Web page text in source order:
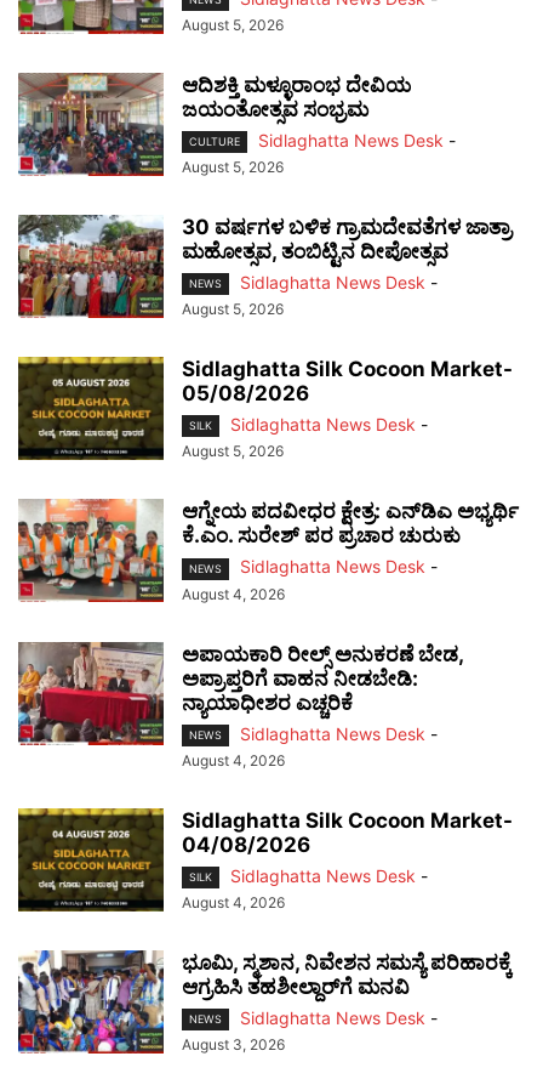
August 5, 2026
ಆದಿಶಕ್ತಿ ಮಳ್ಳೂರಾಂಭ ದೇವಿಯ
ಜಯಂತೋತ್ಸವ ಸಂಭ್ರಮ
CULTURE Sidlaghatta News Desk -
August 5, 2026
30 ವರ್ಷಗಳ ಬಳಿಕ ಗ್ರಾಮದೇವತೆಗಳ ಜಾತ್ರಾ
ಮಹೋತ್ಸವ, ತಂಬಿಟ್ಟಿನ ದೀಪೋತ್ಸವ
NEWS Sidlaghatta News Desk -
August 5, 2026
Sidlaghatta Silk Cocoon Market-
05/08/2026
SILK Sidlaghatta News Desk -
August 5, 2026
ಆಗ್ನೇಯ ಪದವೀಧರ ಕ್ಷೇತ್ರ: ಎನ್‌ಡಿಎ ಅಭ್ಯರ್ಥಿ
ಕೆ.ಎಂ. ಸುರೇಶ್ ಪರ ಪ್ರಚಾರ ಚುರುಕು
NEWS Sidlaghatta News Desk -
August 4, 2026
ಅಪಾಯಕಾರಿ ರೀಲ್ಸ್ ಅನುಕರಣೆ ಬೇಡ,
ಅಪ್ರಾಪ್ತರಿಗೆ ವಾಹನ ನೀಡಬೇಡಿ:
ನ್ಯಾಯಾಧೀಶರ ಎಚ್ಚರಿಕೆ
NEWS Sidlaghatta News Desk -
August 4, 2026
Sidlaghatta Silk Cocoon Market-
04/08/2026
SILK Sidlaghatta News Desk -
August 4, 2026
ಭೂಮಿ, ಸ್ಮಶಾನ, ನಿವೇಶನ ಸಮಸ್ಯೆ ಪರಿಹಾರಕ್ಕೆ
ಆಗ್ರಹಿಸಿ ತಹಶೀಲ್ದಾರ್‌ಗೆ ಮನವಿ
NEWS Sidlaghatta News Desk -
August 3, 2026